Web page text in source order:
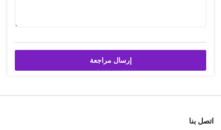
إرسال مراجعة
اتصل بنا